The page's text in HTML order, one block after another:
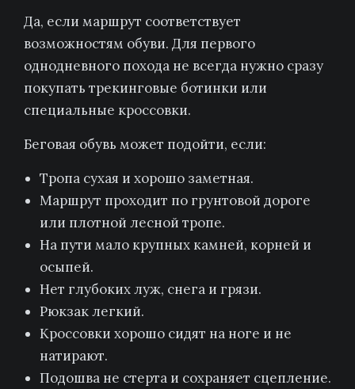
Да, если маршрут соответствует
возможностям обуви. Для первого
однодневного похода не всегда нужно сразу
покупать трекинговые ботинки или
специальные кроссовки.
Беговая обувь может подойти, если:
Тропа сухая и хорошо заметная.
Маршрут проходит по грунтовой дороге
или плотной лесной тропе.
На пути мало крупных камней, корней и
осыпей.
Нет глубоких луж, снега и грязи.
Рюкзак легкий.
Кроссовки хорошо сидят на ноге и не
натирают.
Подошва не стерта и сохраняет сцепление.